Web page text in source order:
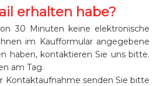
erhalten habe?
30 Minuten keine elektronische
im Kaufformular angegebene
haben, kontaktieren Sie uns bitte.
am Tag.
Kontaktaufnahme senden Sie bitte